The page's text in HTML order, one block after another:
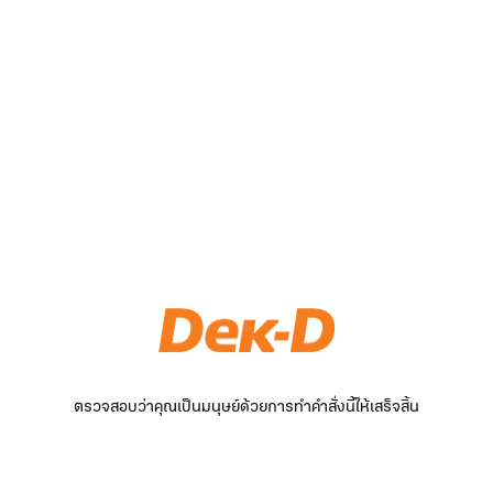
ตรวจสอบว่าคุณเป็นมนุษย์ด้วยการทำคำสั่งนี้ให้เสร็จสิ้น